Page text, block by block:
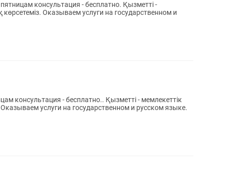
консультация - бесплатно. Қызметті -
көрсетеміз. Оказываем услуги на государственном и
консультация - бесплатно.. Қызметті - мемлекеттік
Оказываем услуги на государственном и русском языке.